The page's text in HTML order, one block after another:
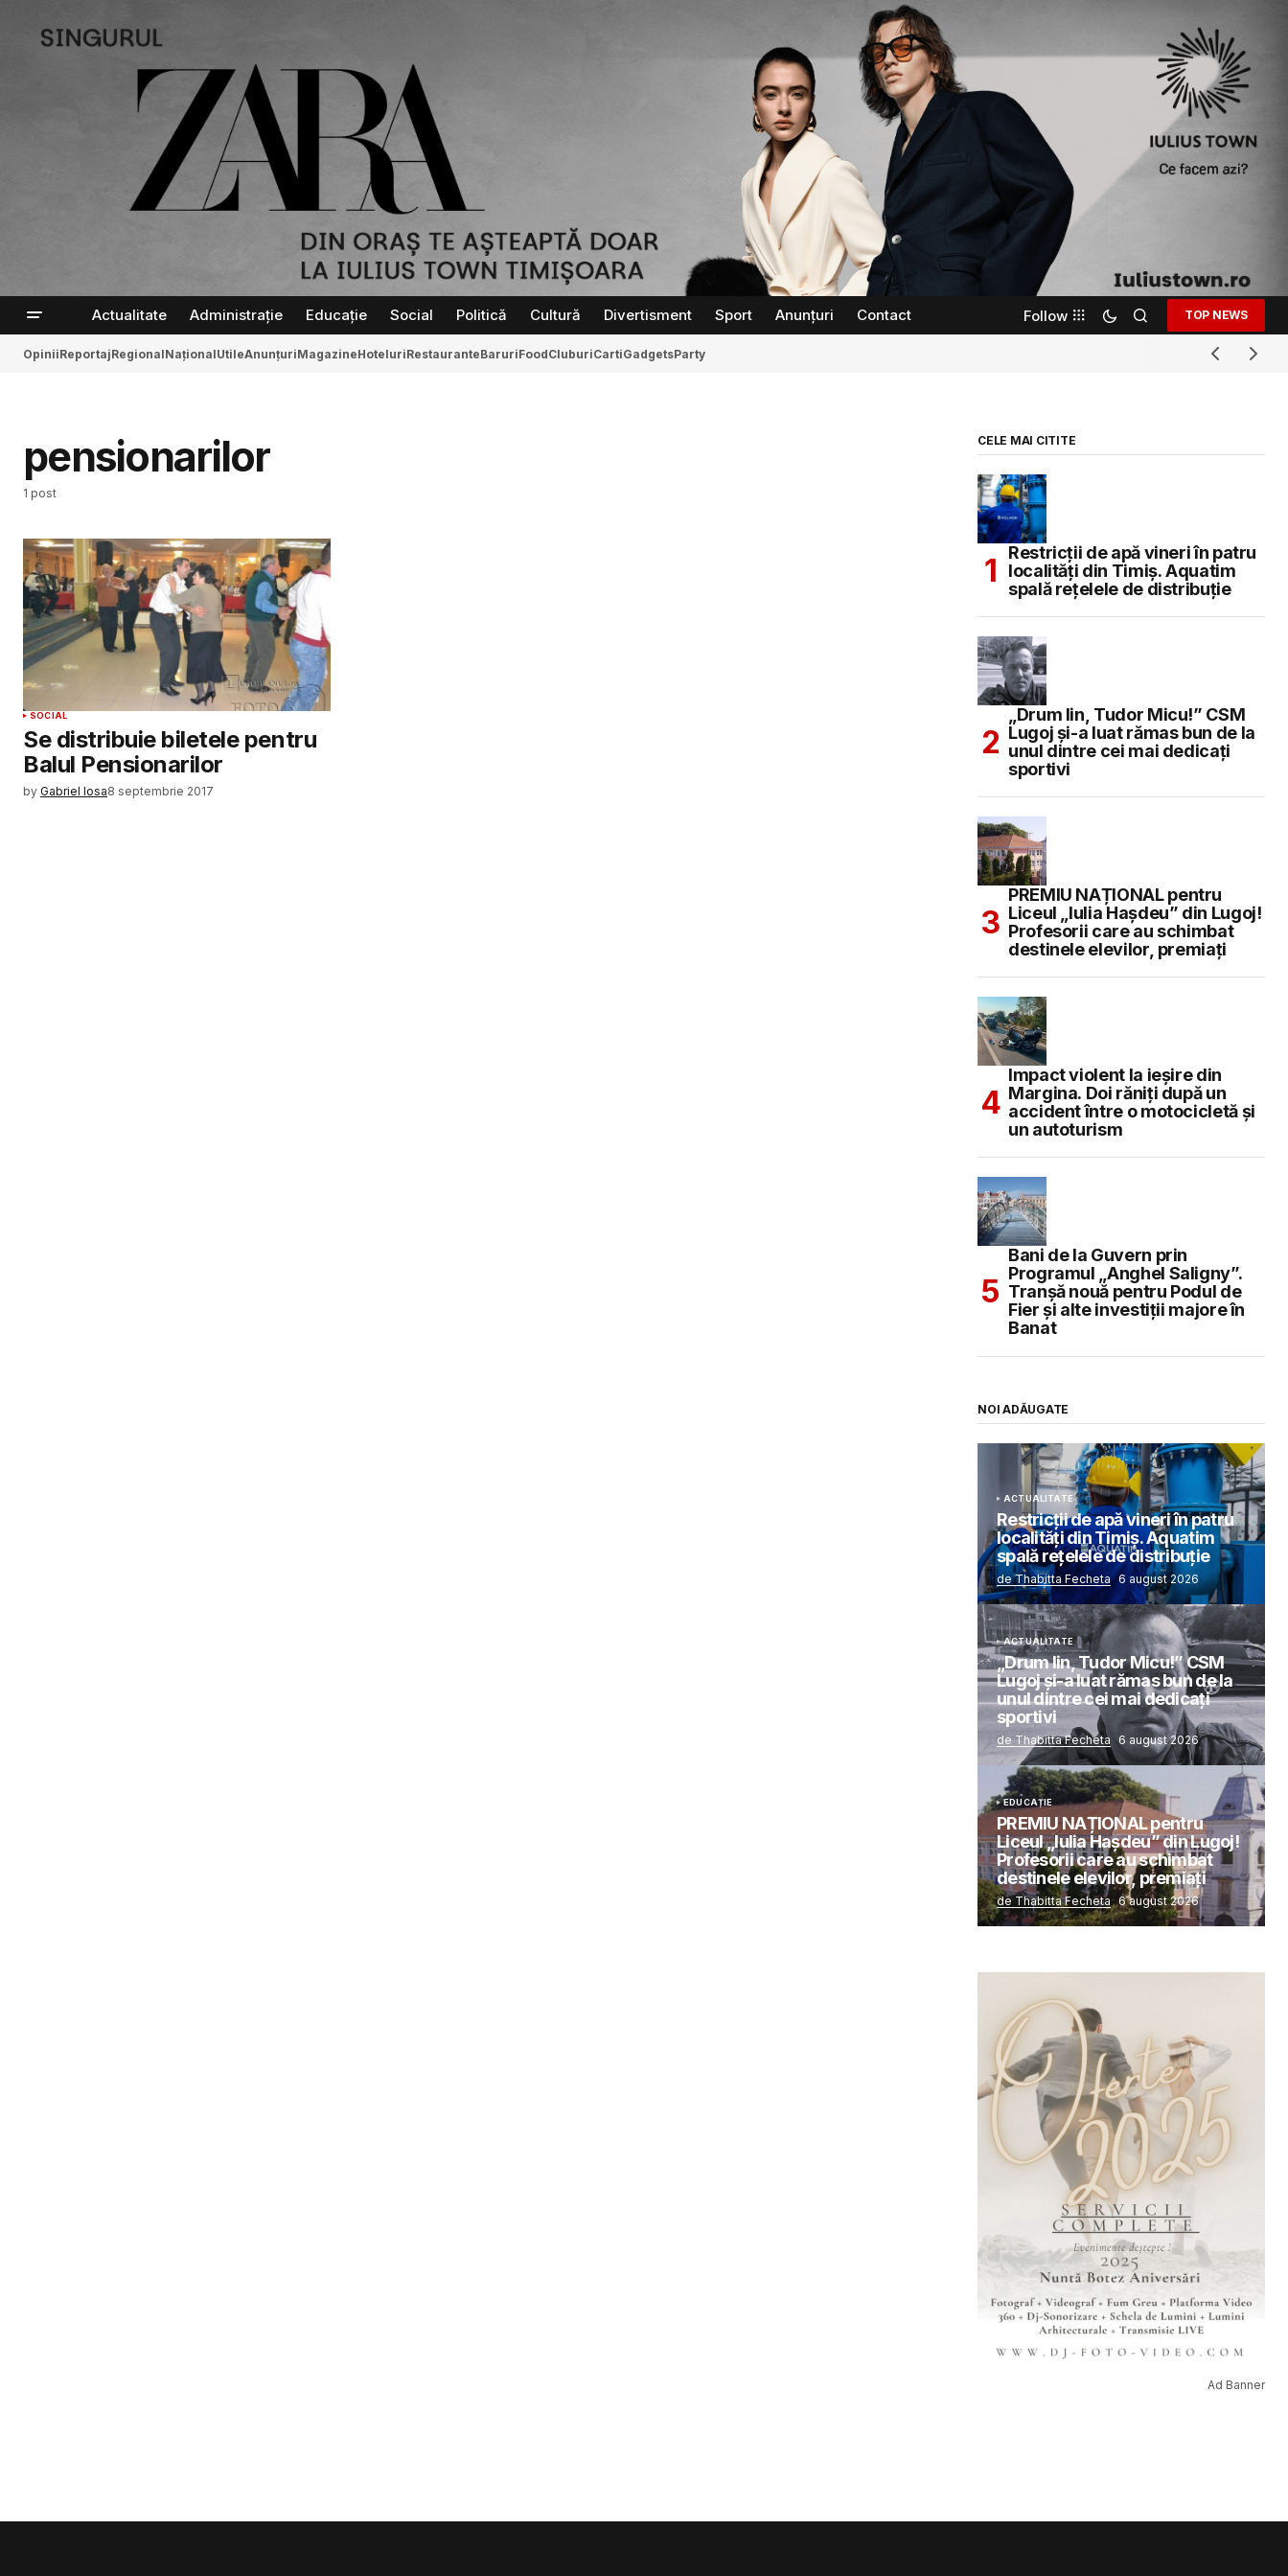
Actualitate Administrație Educație Social Politică Cultură Divertisment Sport Anunțuri Contact Follow TOP NEWS
OpiniiReportajRegionalNaționalUtileAnunțuriMagazineHoteluriRestauranteBaruriFoodCluburiCartiGadgetsParty
pensionarilor
1 post
SOCIAL
Se distribuie biletele pentru
Balul Pensionarilor
by Gabriel Iosa8 septembrie 2017
CELE MAI CITITE
Restricții de apă vineri în patru
localități din Timiș. Aquatim
spală rețelele de distribuție
„Drum lin, Tudor Micu!” CSM
Lugoj și-a luat rămas bun de la
unul dintre cei mai dedicați
sportivi
PREMIU NAȚIONAL pentru
Liceul „Iulia Hașdeu” din Lugoj!
Profesorii care au schimbat
destinele elevilor, premiați
Impact violent la ieșire din
Margina. Doi răniți după un
accident între o motocicletă și
un autoturism
Bani de la Guvern prin
Programul „Anghel Saligny”.
Tranșă nouă pentru Podul de
Fier și alte investiții majore în
Banat
NOI ADĂUGATE
ACTUALITATE
Restricții de apă vineri în patru
localități din Timiș. Aquatim
spală rețelele de distribuție
de Thabitta Fecheta 6 august 2026
ACTUALITATE
„Drum lin, Tudor Micu!” CSM
Lugoj și-a luat rămas bun de la
unul dintre cei mai dedicați
sportivi
de Thabitta Fecheta 6 august 2026
EDUCAȚIE
PREMIU NAȚIONAL pentru
Liceul „Iulia Hașdeu” din Lugoj!
Profesorii care au schimbat
destinele elevilor, premiați
de Thabitta Fecheta 6 august 2026
Ad Banner